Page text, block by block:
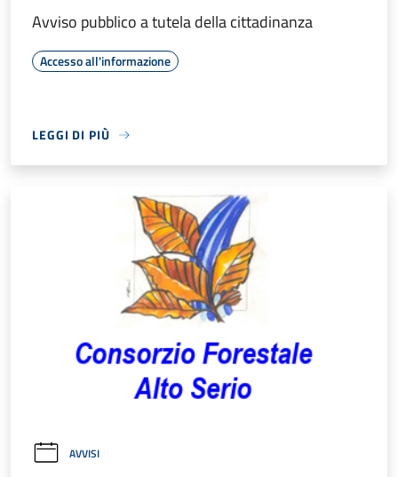
Avviso pubblico a tutela della cittadinanza
Accesso all'informazione
LEGGI DI PIÙ
AVVISI